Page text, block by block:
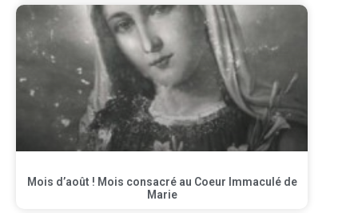
Mois d’août ! Mois consacré au Coeur Immaculé de
Marie